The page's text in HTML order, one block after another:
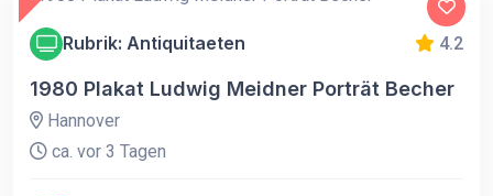
Rubrik: Antiquitaeten 4.2
1980 Plakat Ludwig Meidner Porträt Becher
Hannover
ca. vor 3 Tagen